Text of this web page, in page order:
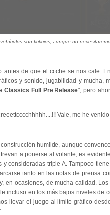
son ficticios, aunque no
antes de que el coche se nos cale.
y sonido, jugabilidad y mucha,
Classics Full Pre Release", pero
Vale, me he venido
humilde, aunque
a ponerse al volante, es
y consideradas triple A. Tampoco
tanto en las notas de prensa
en ocasiones, de mucha calidad.
incluso en los más bajos niveles de
llevar el juego al límite gráfico